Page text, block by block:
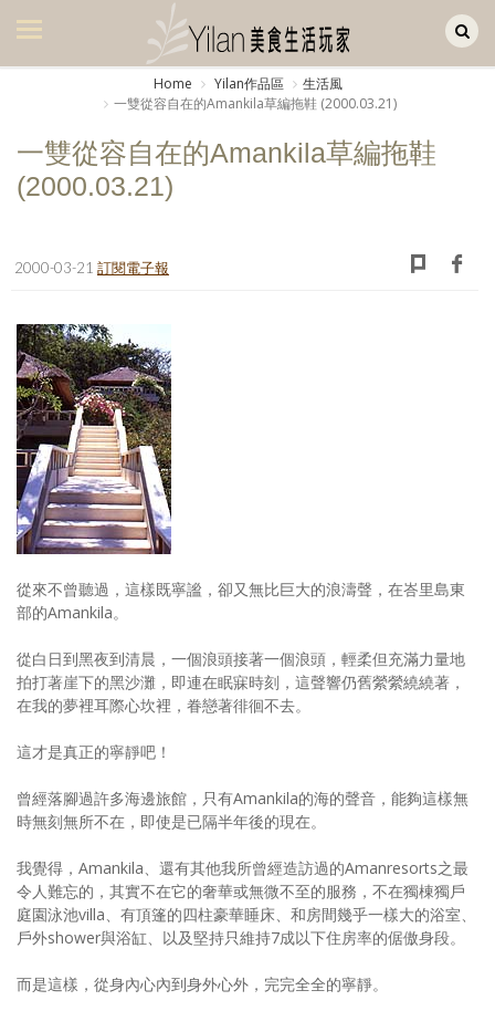
美食集
廚房集
旅遊集
書房集
日記簿
餐桌週記
享樂隨手拍
照相簿
創意出版服務
歷史區
關於Yilan
個人著作
活動實況記錄
合作與代言
訂閱電子報
Home Yilan作品區
生活風
一雙從容自在的Amankila草編拖鞋 (2000.03.21)
一雙從容自在的Amankila草編拖鞋
(2000.03.21)
2000-03-21 訂閱電子報
從來不曾聽過，這樣既寧謐，卻又無比巨大的浪濤聲，在峇里島東
部的Amankila。
從白日到黑夜到清晨，一個浪頭接著一個浪頭，輕柔但充滿力量地
拍打著崖下的黑沙灘，即連在眠寐時刻，這聲響仍舊縈縈繞繞著，
在我的夢裡耳際心坎裡，眷戀著徘徊不去。
這才是真正的寧靜吧！
曾經落腳過許多海邊旅館，只有Amankila的海的聲音，能夠這樣無
時無刻無所不在，即使是已隔半年後的現在。
我覺得，Amankila、還有其他我所曾經造訪過的Amanresorts之最
令人難忘的，其實不在它的奢華或無微不至的服務，不在獨棟獨戶
庭園泳池villa、有頂篷的四柱豪華睡床、和房間幾乎一樣大的浴室、
戶外shower與浴缸、以及堅持只維持7成以下住房率的倨傲身段。
而是這樣，從身內心內到身外心外，完完全全的寧靜。